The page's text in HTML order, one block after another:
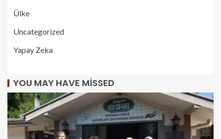
Ülke
Uncategorized
Yapay Zeka
YOU MAY HAVE MISSED